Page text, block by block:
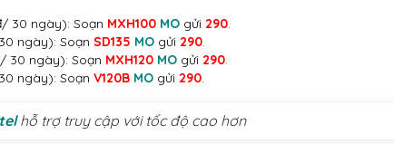
30 ngày): Soạn MXH100 MO gửi 290.
ngày): Soạn SD135 MO gửi 290.
30 ngày): Soạn MXH120 MO gửi 290.
ngày): Soạn V120B MO gửi 290.
hỗ trợ truy cập với tốc độ cao hơn